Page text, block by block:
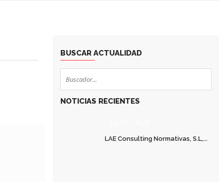
BUSCAR ACTUALIDAD
NOTICIAS RECIENTES
LAE Consulting Normativas, S.L,...